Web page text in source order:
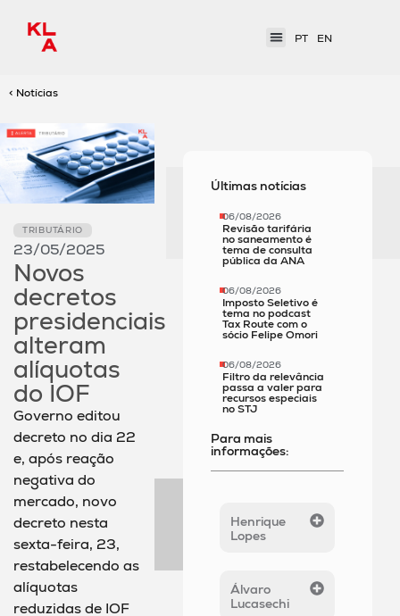
PT EN
< Notícias
TRIBUTÁRIO
23/05/2025
Novos
decretos
presidenciais
alteram
alíquotas
do IOF
Governo editou
decreto no dia 22
e, após reação
negativa do
mercado, novo
decreto nesta
sexta-feira, 23,
restabelecendo as
alíquotas
reduzidas de IOF
Últimas notícias
06/08/2026
Revisão tarifária
no saneamento é
tema de consulta
pública da ANA
06/08/2026
Imposto Seletivo é
tema no podcast
Tax Route com o
sócio Felipe Omori
06/08/2026
Filtro da relevância
passa a valer para
recursos especiais
no STJ
Para mais
informações:
Henrique
Lopes
Álvaro
Lucasechi